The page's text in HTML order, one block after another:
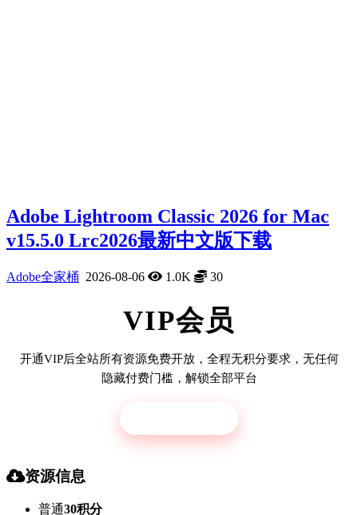
Adobe Lightroom Classic 2026 for Mac
v15.5.0 Lrc2026最新中文版下载
Adobe全家桶 2026-08-06 1.0K 30
VIP会员
开通VIP后全站所有资源免费开放，全程无积分要求，无任何
隐藏付费门槛，解锁全部平台
资源信息
普通30积分